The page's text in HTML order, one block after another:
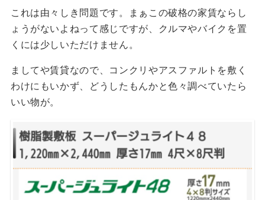
これは由々しき問題です。まぁこの破格の家賃ならし
ょうがないよねって感じですが、クルマやバイクを置
くには少しいただけません。
ましてや賃貸なので、コンクリやアスファルトを敷く
わけにもいかず、どうしたもんかと色々調べていたら
いい物が。